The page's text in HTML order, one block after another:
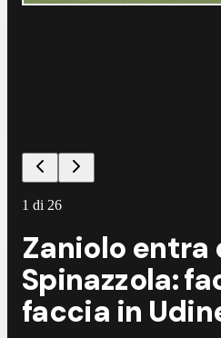
1 di 26
Zaniolo entra
Spinazzola:
faccia in